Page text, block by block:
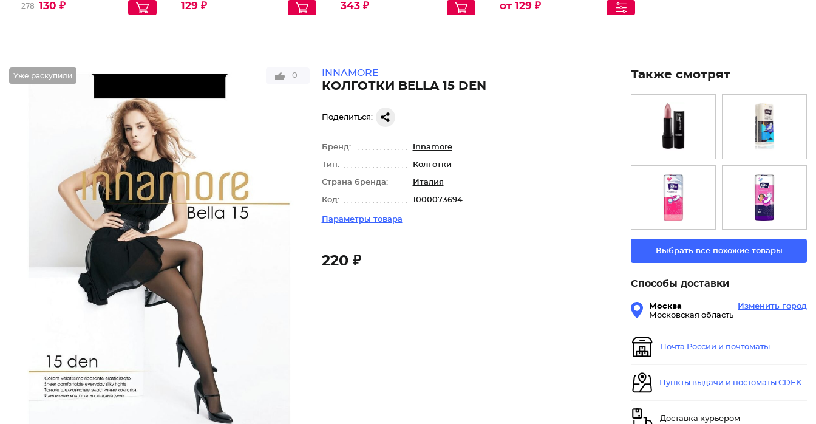
278 130 ₽ 129 ₽ 343 ₽ от 129 ₽
Уже раскупили 0 INNAMORE
КОЛГОТКИ BELLA 15 DEN
Поделиться:
Бренд: Innamore
Тип: Колготки
Страна бренда: Италия
Код: 1000073694
Параметры товара
220 ₽
Также смотрят
Выбрать все похожие товары
Способы доставки
Москва
Московская область
Изменить город
Почта России и почтоматы
Пункты выдачи и постоматы CDEK
Доставка курьером